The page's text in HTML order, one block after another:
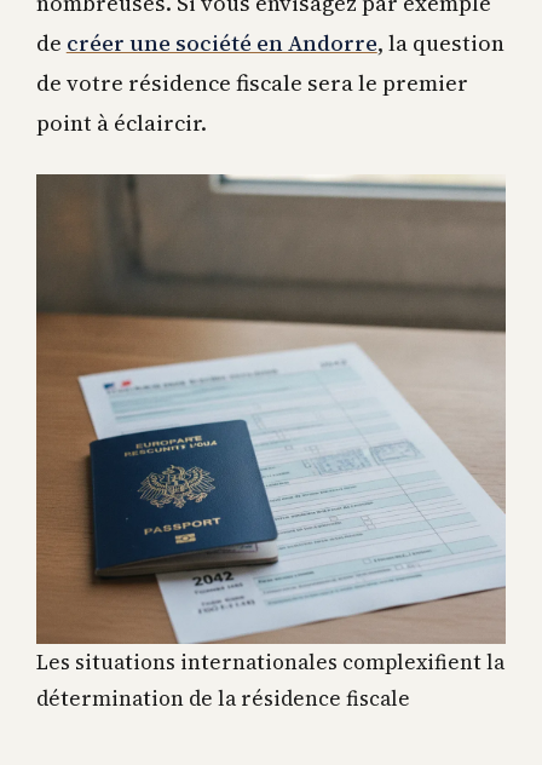
de créer une société en Andorre, la question
de votre résidence fiscale sera le premier
point à éclaircir.
Les situations internationales complexifient la
détermination de la résidence fiscale